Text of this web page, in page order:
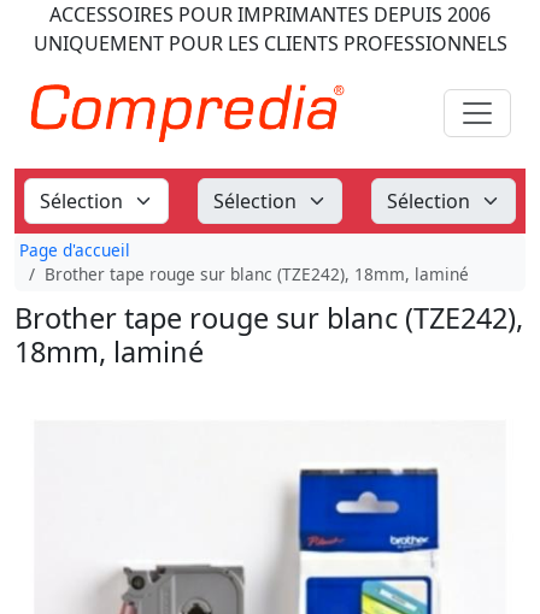
ACCESSOIRES POUR IMPRIMANTES DEPUIS 2006
UNIQUEMENT POUR LES CLIENTS PROFESSIONNELS
Page d'accueil
Brother tape rouge sur blanc (TZE242), 18mm, laminé
Brother tape rouge sur blanc (TZE242),
18mm, laminé